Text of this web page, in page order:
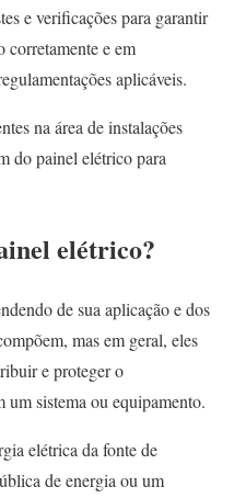
e verificações para garantir
corretamente e em
aplicáveis.
na área de instalações
do painel elétrico para
elétrico?
de sua aplicação e dos
mas em geral, eles
e proteger o
um sistema ou equipamento.
elétrica da fonte de
de energia ou um